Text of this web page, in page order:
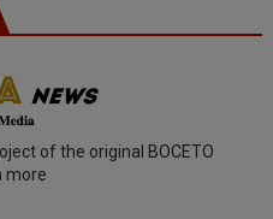
of the original BOCETO
more